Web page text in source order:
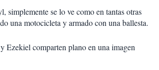
simplemente se lo ve como en tantas otras
una motocicleta y armado con una ballesta.
Ezekiel comparten plano en una imagen